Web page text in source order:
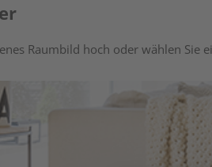
Raumbild hoch oder wählen